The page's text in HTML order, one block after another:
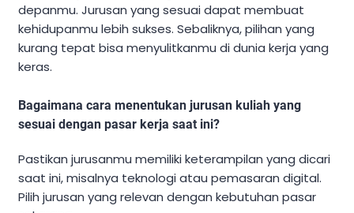
depanmu. Jurusan yang sesuai dapat membuat
kehidupanmu lebih sukses. Sebaliknya, pilihan yang
kurang tepat bisa menyulitkanmu di dunia kerja yang
keras.
Bagaimana cara menentukan jurusan kuliah yang
sesuai dengan pasar kerja saat ini?
Pastikan jurusanmu memiliki keterampilan yang dicari
saat ini, misalnya teknologi atau pemasaran digital.
Pilih jurusan yang relevan dengan kebutuhan pasar